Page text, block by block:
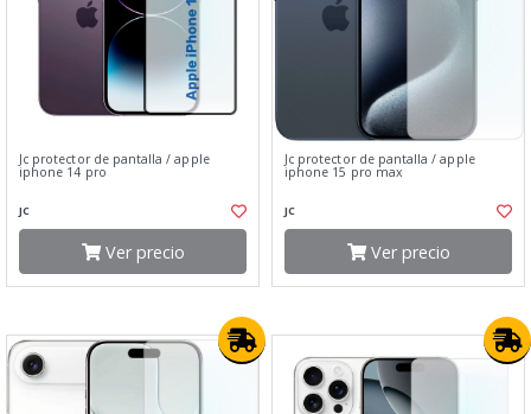
Jc protector de pantalla / apple
iphone 14 pro
JC
Ver precio
Jc protector de pantalla / apple
iphone 15 pro max
JC
Ver precio